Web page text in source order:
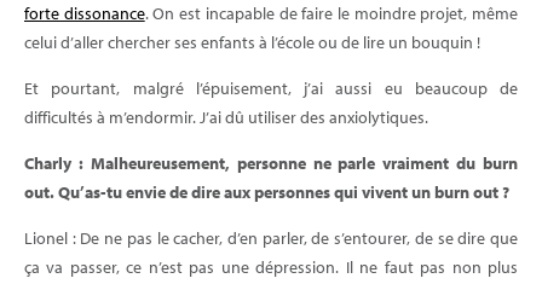
forte dissonance. On est incapable de faire le moindre projet, même
celui d’aller chercher ses enfants à l’école ou de lire un bouquin !
Et pourtant, malgré l’épuisement, j’ai aussi eu beaucoup de
difficultés à m’endormir. J’ai dû utiliser des anxiolytiques.
Charly : Malheureusement, personne ne parle vraiment du burn
out. Qu’as-tu envie de dire aux personnes qui vivent un burn out ?
Lionel : De ne pas le cacher, d’en parler, de s’entourer, de se dire que
ça va passer, ce n’est pas une dépression. Il ne faut pas non plus